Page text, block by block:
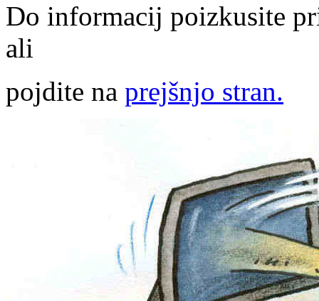
Do informacij poizkusite
ali
pojdite na prejšnjo stran.